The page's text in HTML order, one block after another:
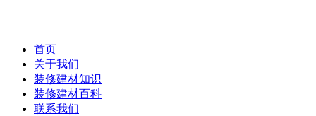
首页
关于我们
装修建材知识
装修建材百科
联系我们